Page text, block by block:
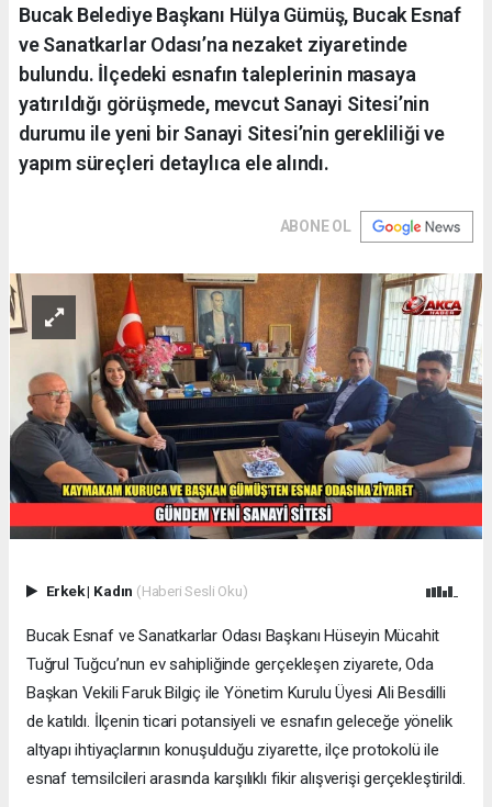
Bucak Belediye Başkanı Hülya Gümüş, Bucak Esnaf
ve Sanatkarlar Odası’na nezaket ziyaretinde
bulundu. İlçedeki esnafın taleplerinin masaya
yatırıldığı görüşmede, mevcut Sanayi Sitesi’nin
durumu ile yeni bir Sanayi Sitesi’nin gerekliliği ve
yapım süreçleri detaylıca ele alındı.
ABONE OL
Erkek| Kadın (Haberi Sesli Oku)
Bucak Esnaf ve Sanatkarlar Odası Başkanı Hüseyin Mücahit
Tuğrul Tuğcu’nun ev sahipliğinde gerçekleşen ziyarete, Oda
Başkan Vekili Faruk Bilgiç ile Yönetim Kurulu Üyesi Ali Besdilli
de katıldı. İlçenin ticari potansiyeli ve esnafın geleceğe yönelik
altyapı ihtiyaçlarının konuşulduğu ziyarette, ilçe protokolü ile
esnaf temsilcileri arasında karşılıklı fikir alışverişi gerçekleştirildi.